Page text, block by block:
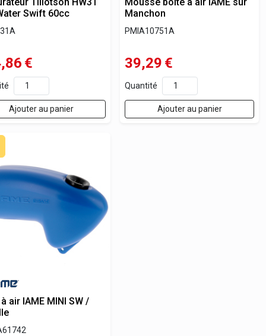
Swift 60cc
€
Ajouter au panier
Manchon
PMIA10751A
39,29 €
Quantité
Ajouter au panier
air IAME MINI SW /